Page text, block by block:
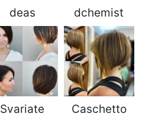
deas
dchemist
Svariate
Caschetto